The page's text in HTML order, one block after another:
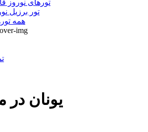
تورهای نوروز
تور برزیل
همه
یونان در